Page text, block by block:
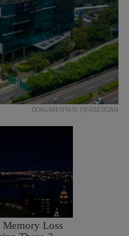
DOKUMENTASI PERSEROAN